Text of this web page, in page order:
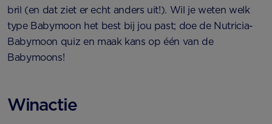
bril (en dat ziet er echt anders uit!). Wil je weten welk
type Babymoon het best bij jou past; doe de Nutricia-
Babymoon quiz en maak kans op één van de
Babymoons!
Winactie